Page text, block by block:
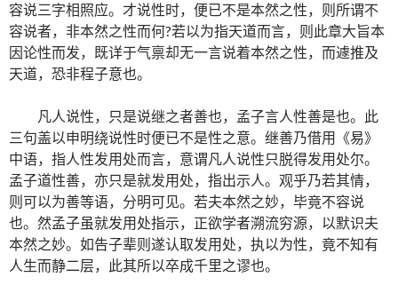
容说三字相照应。才说性时，便已不是本然之性，则所谓不
容说者，非本然之性而何?若以为指天道而言，则此章大旨本
因论性而发，既详于气禀却无一言说着本然之性，而遽推及
天道，恐非程子意也。
凡人说性，只是说继之者善也，孟子言人性善是也。此
三句盖以申明绕说性时便已不是性之意。继善乃借用《易》
中语，指人性发用处而言，意谓凡人说性只脱得发用处尔。
孟子道性善，亦只是就发用处，指出示人。观乎乃若其情，
则可以为善等语，分明可见。若夫本然之妙，毕竟不容说
也。然孟子虽就发用处指示，正欲学者溯流穷源，以默识夫
本然之妙。如告子辈则遂认取发用处，执以为性，竟不知有
人生而静二层，此其所以卒成千里之谬也。